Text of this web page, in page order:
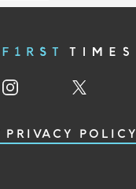
PRIVACY POLICY